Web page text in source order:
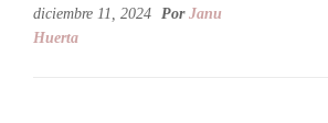
diciembre 11, 2024 Por Janu
Huerta